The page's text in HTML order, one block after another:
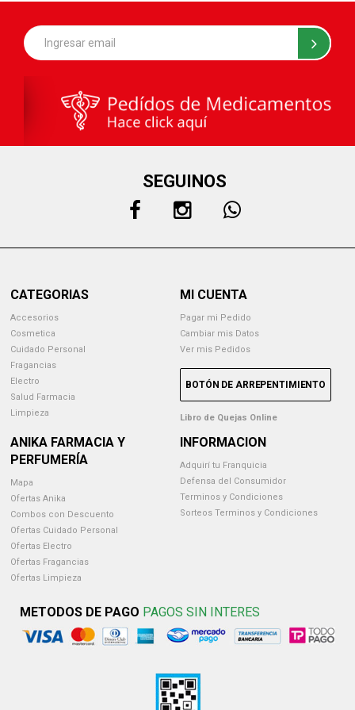
SEGUINOS
CATEGORIAS
Accesorios
Cosmetica
Cuidado Personal
Fragancias
Electro
Salud Farmacia
Limpieza
MI CUENTA
Pagar mi Pedido
Cambiar mis Datos
Ver mis Pedidos
BOTÓN DE ARREPENTIMIENTO
Libro de Quejas Online
ANIKA FARMACIA Y
PERFUMERÍA
Mapa
Ofertas Anika
Combos con Descuento
Ofertas Cuidado Personal
Ofertas Electro
Ofertas Fragancias
Ofertas Limpieza
INFORMACION
Adquirí tu Franquicia
Defensa del Consumidor
Terminos y Condiciones
Sorteos Terminos y Condiciones
METODOS DE PAGO PAGOS SIN INTERES